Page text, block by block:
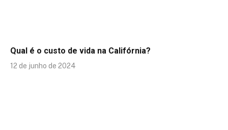
Qual é o custo de vida na Califórnia?
12 de junho de 2024